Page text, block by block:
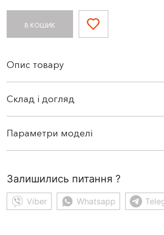
В КОШИК
Опис товару
Склад і догляд
Параметри моделі
Залишились питання ?
Viber Whatsapp